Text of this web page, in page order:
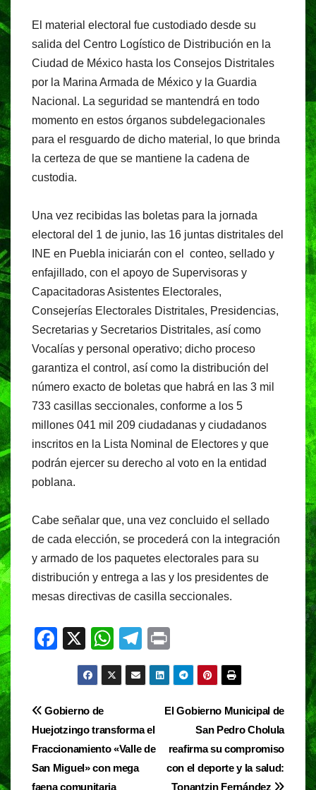
El material electoral fue custodiado desde su
salida del Centro Logístico de Distribución en la
Ciudad de México hasta los Consejos Distritales
por la Marina Armada de México y la Guardia
Nacional. La seguridad se mantendrá en todo
momento en estos órganos subdelegacionales
para el resguardo de dicho material, lo que brinda
la certeza de que se mantiene la cadena de
custodia.
Una vez recibidas las boletas para la jornada
electoral del 1 de junio, las 16 juntas distritales del
INE en Puebla iniciarán con el conteo, sellado y
enfajillado, con el apoyo de Supervisoras y
Capacitadoras Asistentes Electorales,
Consejerías Electorales Distritales, Presidencias,
Secretarias y Secretarios Distritales, así como
Vocalías y personal operativo; dicho proceso
garantiza el control, así como la distribución del
número exacto de boletas que habrá en las 3 mil
733 casillas seccionales, conforme a los 5
millones 041 mil 209 ciudadanas y ciudadanos
inscritos en la Lista Nominal de Electores y que
podrán ejercer su derecho al voto en la entidad
poblana.
Cabe señalar que, una vez concluido el sellado
de cada elección, se procederá con la integración
y armado de los paquetes electorales para su
distribución y entrega a las y los presidentes de
mesas directivas de casilla seccionales.
F
e
b
o
o
X
W
h
at
A
p
p
T
el
e
a
m
in
t
Navegación
de
entradas
El Gobierno Municipal de
San Pedro Cholula
reafirma su compromiso
con el deporte y la salud:
Tonantzin Fernández
Gobierno de
Huejotzingo transforma el
Fraccionamiento «Valle de
San Miguel» con mega
faena comunitaria